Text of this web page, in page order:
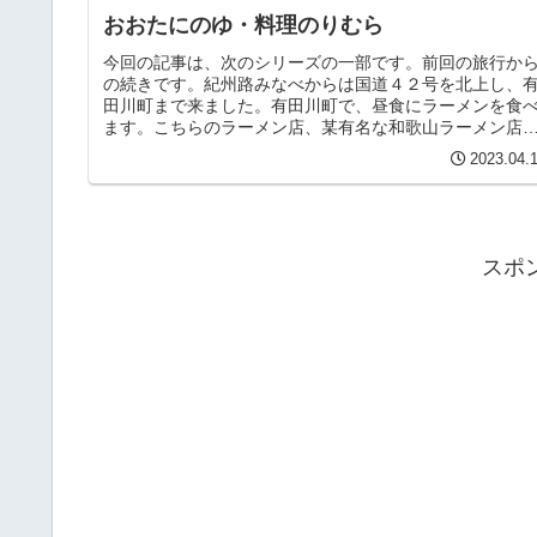
おおたにのゆ・料理のりむら
今回の記事は、次のシリーズの一部です。前回の旅行から
の続きです。紀州路みなべからは国道４２号を北上し、
田川町まで来ました。有田川町で、昼食にラーメンを食
ます。こちらのラーメン店、某有名な和歌山ラーメン店の
スポ